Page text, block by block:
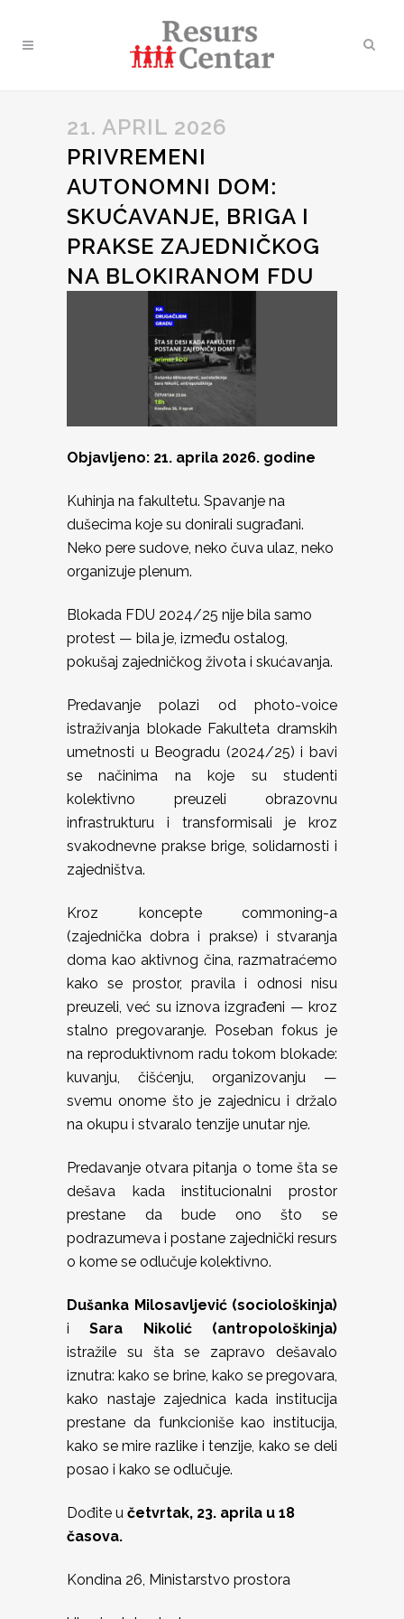
21. APRIL 2026
PRIVREMENI
AUTONOMNI DOM:
SKUĆAVANJE, BRIGA I
PRAKSE ZAJEDNIČKOG
NA BLOKIRANOM FDU
Objavljeno: 21. aprila 2026. godine
Kuhinja na fakultetu. Spavanje na
dušecima koje su donirali sugrađani.
Neko pere sudove, neko čuva ulaz, neko
organizuje plenum.
Blokada FDU 2024/25 nije bila samo
protest — bila je, između ostalog,
pokušaj zajedničkog života i skućavanja.
Predavanje polazi od photo-voice
istraživanja blokade Fakulteta dramskih
umetnosti u Beogradu (2024/25) i bavi
se načinima na koje su studenti
kolektivno preuzeli obrazovnu
infrastrukturu i transformisali je kroz
svakodnevne prakse brige, solidarnosti i
zajedništva.
Kroz koncepte commoning-a
(zajednička dobra i prakse) i stvaranja
doma kao aktivnog čina, razmatraćemo
kako se prostor, pravila i odnosi nisu
preuzeli, već su iznova izgrađeni — kroz
stalno pregovaranje. Poseban fokus je
na reproduktivnom radu tokom blokade:
kuvanju, čišćenju, organizovanju —
svemu onome što je zajednicu i držalo
na okupu i stvaralo tenzije unutar nje.
Predavanje otvara pitanja o tome šta se
dešava kada institucionalni prostor
prestane da bude ono što se
podrazumeva i postane zajednički resurs
o kome se odlučuje kolektivno.
Dušanka Milosavljević (sociološkinja)
iSara Nikolić (antropološkinja)
istražile su šta se zapravo dešavalo
iznutra: kako se brine, kako se pregovara,
kako nastaje zajednica kada institucija
prestane da funkcioniše kao institucija,
kako se mire razlike i tenzije, kako se deli
posao i kako se odlučuje.
Dođite u četvrtak, 23. aprila u 18
časova.
Kondina 26, Ministarstvo prostora